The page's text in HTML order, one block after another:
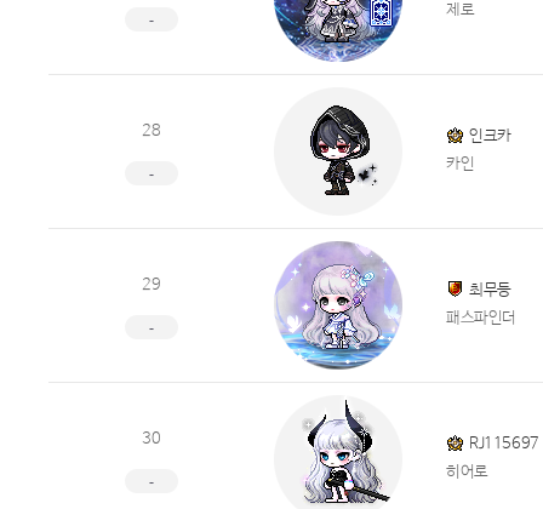
-
제로
28
-
인크카
카인
29
-
최무등
패스파인더
30
-
RJ115697
히어로